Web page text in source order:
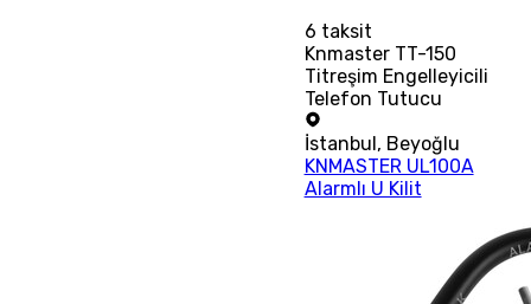
6 taksit
Knmaster TT-150
Titreşim Engelleyicili
Telefon Tutucu
İstanbul, Beyoğlu
KNMASTER UL100A
Alarmlı U Kilit